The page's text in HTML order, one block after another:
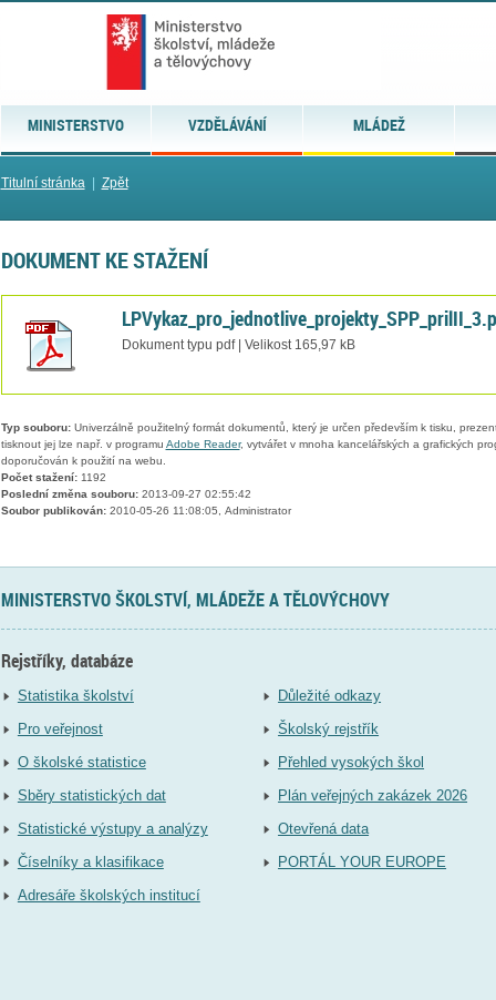
MINISTERSTVO VZDĚLÁVÁNÍ MLÁDEŽ
Titulní stránka| Zpět
DOKUMENT KE STAŽENÍ
Dokument typu pdf | Velikost 165,97 kB
Typ souboru:Univerzálně použitelný formát dokumentů, který je určen především k tisku,
tisknout jej lze např. v programu Adobe Reader, vytvářet v mnoha kancelářských a grafických
doporučován k použití na webu.
Počet stažení:1192
Poslední změna souboru:2013-09-27 02:55:42
Soubor publikován:2010-05-26 11:08:05, Administrator
MINISTERSTVO ŠKOLSTVÍ, MLÁDEŽE A TĚLOVÝCHOVY
Rejstříky, databáze
Statistika školství
Pro veřejnost
O školské statistice
Sběry statistických dat
Statistické výstupy a analýzy
Číselníky a klasifikace
Adresáře školských institucí
Důležité odkazy
Školský rejstřík
Přehled vysokých škol
Plán veřejných zakázek 2026
Otevřená data
PORTÁL YOUR EUROPE